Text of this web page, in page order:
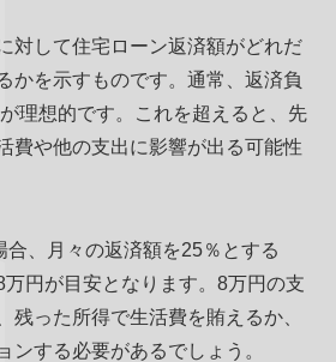
対して住宅ローン返済額がどれだ
かを示すものです。通常、返済負
理想的です。これを超えると、先
費や他の支出に影響が出る可能性
、月々の返済額を25％とする
円が目安となります。8万円の支
残った所得で生活費を賄えるか、
ンする必要があるでしょう。